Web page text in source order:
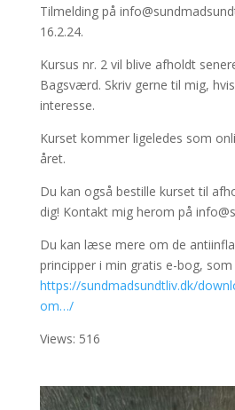
Tilmelding på
16.2.24.
Kursus nr. 2 vil blive afholdt
Bagsværd. Skriv gerne til mig,
interesse.
Kurset kommer ligeledes som
året.
Du kan også bestille kurset til
dig! Kontakt mig herom på
Du kan læse mere om de
principper i min gratis e-bog,
https://sundmadsundtliv.dk/
om…/
Views: 516